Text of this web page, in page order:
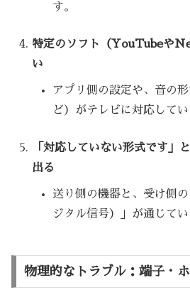
す。
特定のソフト（YouTubeや
い
アプリ側の設定や、音の
ど）がテレビに対応してい
「対応していない形式です」
出る
送り側の機器と、受け側
ジタル信号）」が通じてい
物理的なトラブル：端子・